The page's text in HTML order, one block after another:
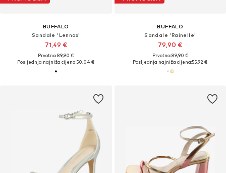
BUFFALO
Sandale 'Lennox'
71,49 €
Prvotno: 89,90 €
Posljednja najniža cijena:50,04 €
BUFFALO
Sandale 'Rainelle'
79,90 €
Prvotno: 89,90 €
Posljednja najniža cijena:55,92 €